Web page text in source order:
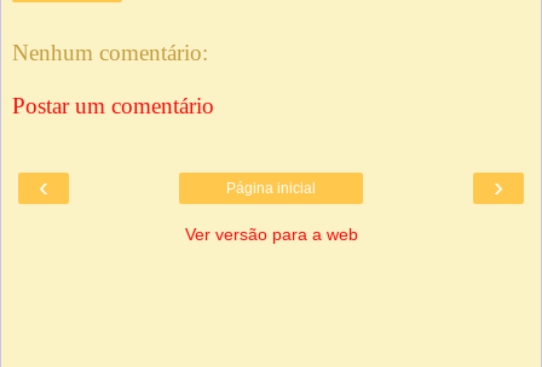
Nenhum comentário:
Postar um comentário
‹ ›
Página inicial
Ver versão para a web